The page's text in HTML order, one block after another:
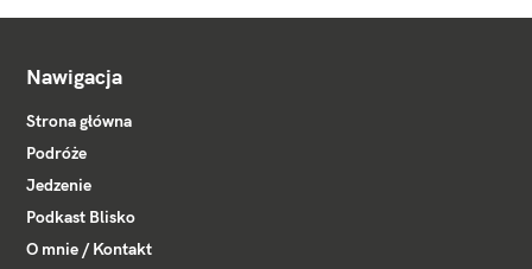
Nawigacja
Strona główna
Podróże
Jedzenie
Podkast Blisko
O mnie / Kontakt